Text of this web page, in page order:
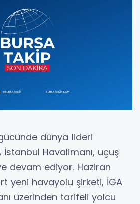
dünya lideri
Havalimanı, uçuş
devam ediyor. Haziran
yeni havayolu şirketi, İGA
üzerinden tarifeli yolcu